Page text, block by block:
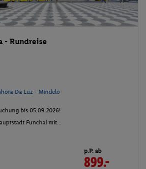
- Rundreise
Da Luz - Mindelo
bis 05.09.2026!
Funchal mit...
p.P. ab
899.-